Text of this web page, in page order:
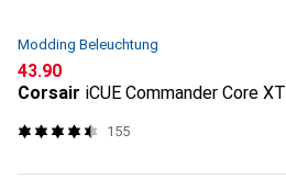
Modding Beleuchtung
CHF
43.90
Corsair iCUE Commander Core XT
155